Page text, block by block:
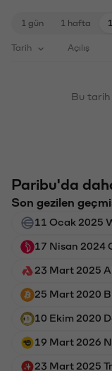
1 gün 1 hafta
Tarih Açılış
Bu tarih
Paribu'da
Son gezilen
11 Ocak 2025
17 Nisan 2024
23 Mart 2025
25 Mart 2020
10 Ekim 2020
19 Mart 2026
23 Mart 2025